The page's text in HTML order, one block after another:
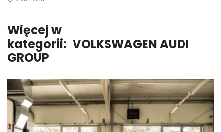
Więcej w
kategorii: VOLKSWAGEN AUDI
GROUP